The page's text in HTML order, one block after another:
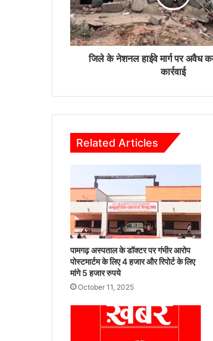
न
ल
हा
ई
प
वै
ग
ई
र्र
वा
ई
जिले के नेशनल हाईवे मार्ग पर अवैध
कार्रवाई
Related Articles
पामगढ़ अस्पताल के डॉक्टर पर गंभीर आरोप
पोस्टमार्टम के लिए 4 हजार और रिपोर्ट के लिए
मांगे 5 हजार रुपये
October 11, 2025